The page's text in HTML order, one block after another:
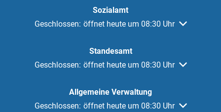
Sozialamt
Klicken, um weitere Öffnungs- oder Schließzeiten
Geschlossen: öffnet heute um 08:30 Uhr
Standesamt
Klicken, um weitere Öffnungs- oder Schließzeiten
Geschlossen: öffnet heute um 08:30 Uhr
Allgemeine Verwaltung
Klicken, um weitere Öffnungs- oder Schließzeiten
Geschlossen: öffnet heute um 08:30 Uhr